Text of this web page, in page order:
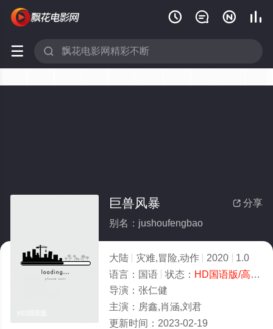
   
 
 分享
巨兽风暴
别名：jushoufengbao
大陆 灾难,冒险,动作 2020
1.0
语言： 国语 状态： HD国语版/高清
导演： 张仁健
主演： 房鑫,肖涵,刘君
更新时间： 2023-02-19